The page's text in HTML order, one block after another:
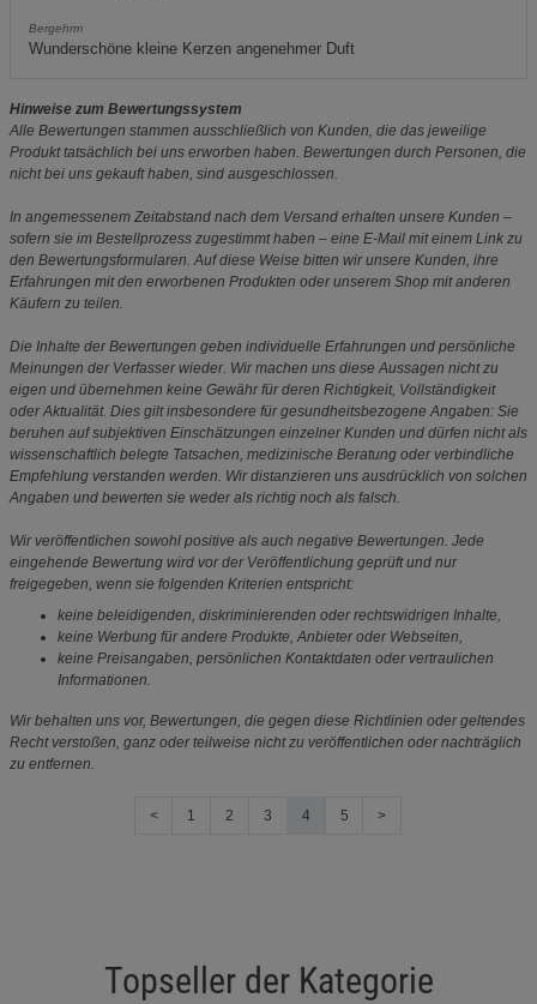
Bergehrm
Wunderschöne kleine Kerzen angenehmer Duft
Hinweise zum Bewertungssystem
Alle Bewertungen stammen ausschließlich von Kunden, die das jeweilige
Produkt tatsächlich bei uns erworben haben. Bewertungen durch Personen, die
nicht bei uns gekauft haben, sind ausgeschlossen.
In angemessenem Zeitabstand nach dem Versand erhalten unsere Kunden –
sofern sie im Bestellprozess zugestimmt haben – eine E-Mail mit einem Link zu
den Bewertungsformularen. Auf diese Weise bitten wir unsere Kunden, ihre
Erfahrungen mit den erworbenen Produkten oder unserem Shop mit anderen
Käufern zu teilen.
Die Inhalte der Bewertungen geben individuelle Erfahrungen und persönliche
Meinungen der Verfasser wieder. Wir machen uns diese Aussagen nicht zu
eigen und übernehmen keine Gewähr für deren Richtigkeit, Vollständigkeit
oder Aktualität. Dies gilt insbesondere für gesundheitsbezogene Angaben: Sie
beruhen auf subjektiven Einschätzungen einzelner Kunden und dürfen nicht als
wissenschaftlich belegte Tatsachen, medizinische Beratung oder verbindliche
Empfehlung verstanden werden. Wir distanzieren uns ausdrücklich von solchen
Angaben und bewerten sie weder als richtig noch als falsch.
Wir veröffentlichen sowohl positive als auch negative Bewertungen. Jede
eingehende Bewertung wird vor der Veröffentlichung geprüft und nur
freigegeben, wenn sie folgenden Kriterien entspricht:
keine beleidigenden, diskriminierenden oder rechtswidrigen Inhalte,
keine Werbung für andere Produkte, Anbieter oder Webseiten,
keine Preisangaben, persönlichen Kontaktdaten oder vertraulichen
Informationen.
Wir behalten uns vor, Bewertungen, die gegen diese Richtlinien oder geltendes
Recht verstoßen, ganz oder teilweise nicht zu veröffentlichen oder nachträglich
zu entfernen.
< 1 2 3 4 5 >
Topseller der Kategorie